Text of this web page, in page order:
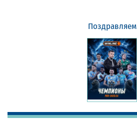
Поздравляем